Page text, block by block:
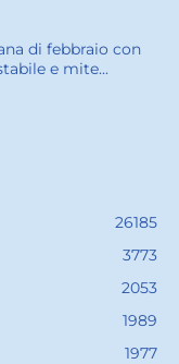
di febbraio con
e mite...
26185
3773
2053
1989
1977